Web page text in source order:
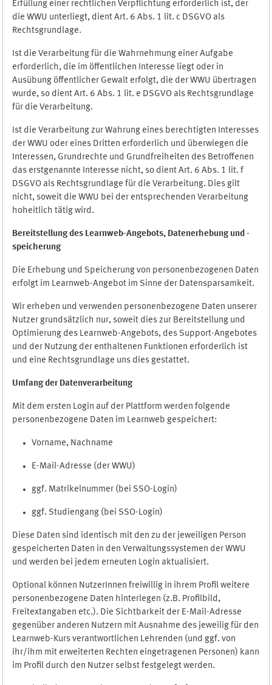
Erfüllung einer rechtlichen Verpflichtung erforderlich ist, der
die WWU unterliegt, dient Art. 6 Abs. 1 lit. c DSGVO als
Rechtsgrundlage.
Ist die Verarbeitung für die Wahrnehmung einer Aufgabe
erforderlich, die im öffentlichen Interesse liegt oder in
Ausübung öffentlicher Gewalt erfolgt, die der WWU übertragen
wurde, so dient Art. 6 Abs. 1 lit. e DSGVO als Rechtsgrundlage
für die Verarbeitung.
Ist die Verarbeitung zur Wahrung eines berechtigten Interesses
der WWU oder eines Dritten erforderlich und überwiegen die
Interessen, Grundrechte und Grundfreiheiten des Betroffenen
das erstgenannte Interesse nicht, so dient Art. 6 Abs. 1 lit. f
DSGVO als Rechtsgrundlage für die Verarbeitung. Dies gilt
nicht, soweit die WWU bei der entsprechenden Verarbeitung
hoheitlich tätig wird.
Bereitstellung des Learnweb-Angebots, Datenerhebung und -
speicherung
Die Erhebung und Speicherung von personenbezogenen Daten
erfolgt im Learnweb-Angebot im Sinne der Datensparsamkeit.
Wir erheben und verwenden personenbezogene Daten unserer
Nutzer grundsätzlich nur, soweit dies zur Bereitstellung und
Optimierung des Learnweb-Angebots, des Support-Angebotes
und der Nutzung der enthaltenen Funktionen erforderlich ist
und eine Rechtsgrundlage uns dies gestattet.
Umfang der Datenverarbeitung
Mit dem ersten Login auf der Plattform werden folgende
personenbezogene Daten im Learnweb gespeichert:
Vorname, Nachname
E-Mail-Adresse (der WWU)
ggf. Matrikelnummer (bei SSO-Login)
ggf. Studiengang (bei SSO-Login)
Diese Daten sind identisch mit den zu der jeweiligen Person
gespeicherten Daten in den Verwaltungssystemen der WWU
und werden bei jedem erneuten Login aktualisiert.
Optional können NutzerInnen freiwillig in ihrem Profil weitere
personenbezogene Daten hinterlegen (z.B. Profilbild,
Freitextangaben etc.). Die Sichtbarkeit der E-Mail-Adresse
gegenüber anderen Nutzern mit Ausnahme des jeweilig für den
Learnweb-Kurs verantwortlichen Lehrenden (und ggf. von
ihr/ihm mit erweiterten Rechten eingetragenen Personen) kann
im Profil durch den Nutzer selbst festgelegt werden.